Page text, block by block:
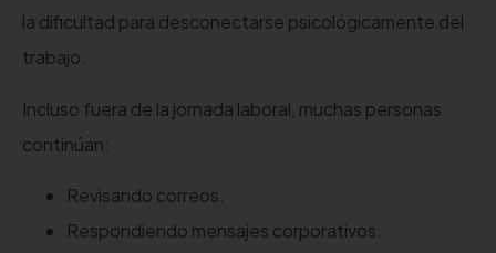
la dificultad para desconectarse psicológicamente del
trabajo.
Incluso fuera de la jornada laboral, muchas personas
continúan:
Revisando correos.
Respondiendo mensajes corporativos.